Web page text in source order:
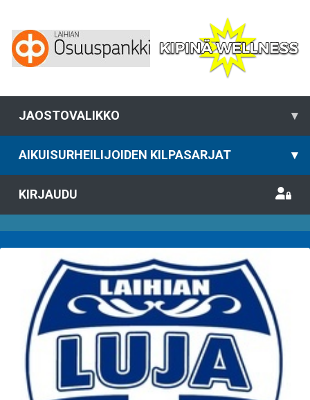
JAOSTOVALIKKO ▾
AIKUISURHEILIJOIDEN KILPASARJAT ▾
KIRJAUDU